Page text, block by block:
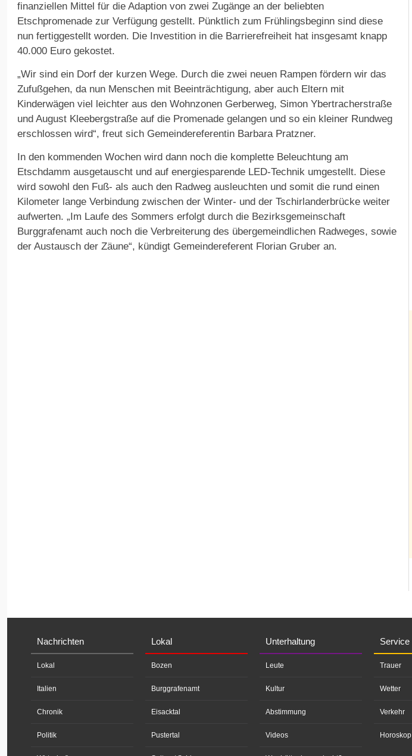
finanziellen Mittel für die Adaption von zwei Zugänge an der beliebten
Etschpromenade zur Verfügung gestellt. Pünktlich zum Frühlingsbeginn sind diese
nun fertiggestellt worden. Die Investition in die Barrierefreiheit hat insgesamt knapp
40.000 Euro gekostet.
„Wir sind ein Dorf der kurzen Wege. Durch die zwei neuen Rampen fördern wir das
Zufußgehen, da nun Menschen mit Beeinträchtigung, aber auch Eltern mit
Kinderwägen viel leichter aus den Wohnzonen Gerberweg, Simon Ybertracherstraße
und August Kleebergstraße auf die Promenade gelangen und so ein kleiner Rundweg
erschlossen wird“, freut sich Gemeindereferentin Barbara Pratzner.
In den kommenden Wochen wird dann noch die komplette Beleuchtung am
Etschdamm ausgetauscht und auf energiesparende LED-Technik umgestellt. Diese
wird sowohl den Fuß- als auch den Radweg ausleuchten und somit die rund einen
Kilometer lange Verbindung zwischen der Winter- und der Tschirlanderbrücke weiter
aufwerten. „Im Laufe des Sommers erfolgt durch die Bezirksgemeinschaft
Burggrafenamt auch noch die Verbreiterung des übergemeindlichen Radweges, sowie
der Austausch der Zäune“, kündigt Gemeindereferent Florian Gruber an.
Nachrichten
Lokal
Italien
Chronik
Politik
Lokal
Bozen
Burggrafenamt
Eisacktal
Pustertal
Unterhaltung
Leute
Kultur
Abstimmung
Videos
Service
Trauer
Wetter
Verkehr
Horoskop